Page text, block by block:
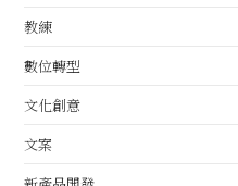
教練
數位轉型
文化創意
文案